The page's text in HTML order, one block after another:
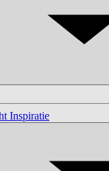
Inspiratie